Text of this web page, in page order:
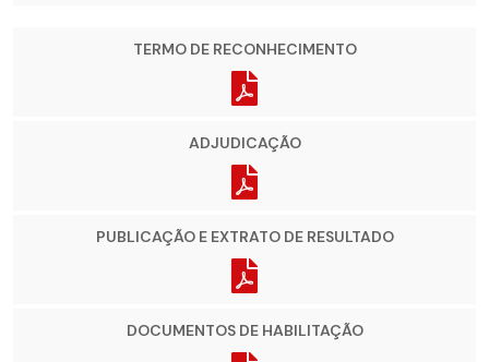
TERMO DE RECONHECIMENTO
ADJUDICAÇÃO
PUBLICAÇÃO E EXTRATO DE RESULTADO
DOCUMENTOS DE HABILITAÇÃO